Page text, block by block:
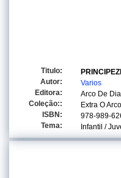
Titulo:
Autor:
Varios
Editora:
Arco De
Coleção::
Extra O
ISBN:
978-989-
Tema:
Infantil /